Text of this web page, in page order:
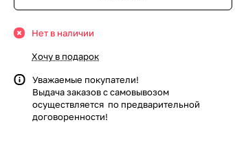
Нет в наличии
Хочу в подарок
Уважаемые покупатели!
Выдача заказов с самовывозом
осуществляется по предварительной
договоренности!